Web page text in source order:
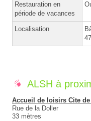
Restauration en
période de vacances
Localisation
ALSH à
Accueil de loisirs Cite de
Rue de la Doller
33 mètres